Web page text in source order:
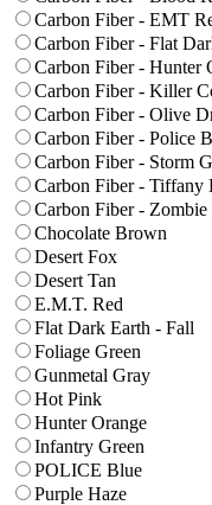
Carbon Fiber - EMT
Carbon Fiber - Flat
Carbon Fiber - Hunter
Carbon Fiber - Killer
Carbon Fiber - Olive
Carbon Fiber - Police
Carbon Fiber - Storm
Carbon Fiber - Tiffany
Carbon Fiber - Zombie
Chocolate Brown
Desert Fox
Desert Tan
E.M.T. Red
Flat Dark Earth - Fall
Foliage Green
Gunmetal Gray
Hot Pink
Hunter Orange
Infantry Green
POLICE Blue
Purple Haze